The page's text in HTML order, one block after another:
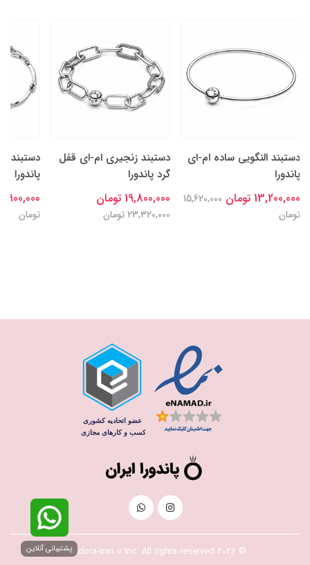
دستبند النگویی ساده ام-ای
پاندورا
13,200,000 تومان
15,620,000
تومان
دستبند زنجیری ام-ای قفل
گرد پاندورا
19,800,000 تومان
23,320,000 تومان
دستبند
پاندورا
14,900,000
تومان
© 2026 Pandora-Iran.ir Inc. All rights reserved پشتیبانی آنلاین